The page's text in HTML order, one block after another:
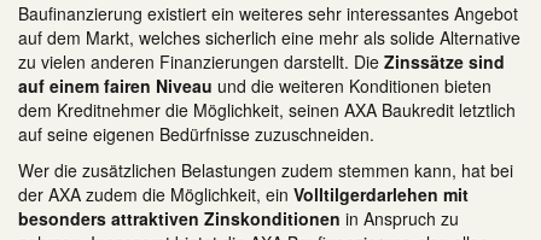
Baufinanzierung existiert ein weiteres sehr interessantes Angebot
auf dem Markt, welches sicherlich eine mehr als solide Alternative
zu vielen anderen Finanzierungen darstellt. Die Zinssätze sind
auf einem fairen Niveau und die weiteren Konditionen bieten
dem Kreditnehmer die Möglichkeit, seinen AXA Baukredit letztlich
auf seine eigenen Bedürfnisse zuzuschneiden.
Wer die zusätzlichen Belastungen zudem stemmen kann, hat bei
der AXA zudem die Möglichkeit, ein Volltilgerdarlehen mit
besonders attraktiven Zinskonditionen in Anspruch zu